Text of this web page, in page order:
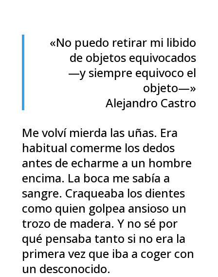
«No puedo retirar mi libido
de objetos equivocados
—y siempre equivoco el
objeto—»
Alejandro Castro
Me volví mierda las uñas. Era
habitual comerme los dedos
antes de echarme a un hombre
encima. La boca me sabía a
sangre. Craqueaba los dientes
como quien golpea ansioso un
trozo de madera. Y no sé por
qué pensaba tanto si no era la
primera vez que iba a coger con
un desconocido.